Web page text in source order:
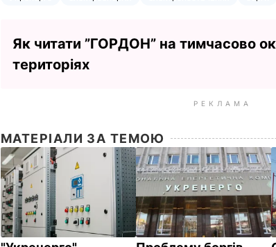
Як читати ”ГОРДОН” на тимчасово
територіях
РЕКЛАМА
МАТЕРІАЛИ ЗА ТЕМОЮ